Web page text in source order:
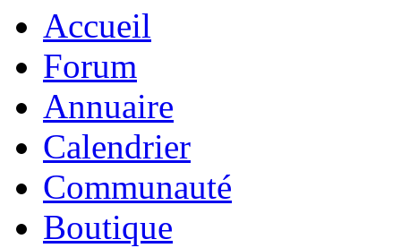
Accueil
Forum
Annuaire
Calendrier
Communauté
Boutique